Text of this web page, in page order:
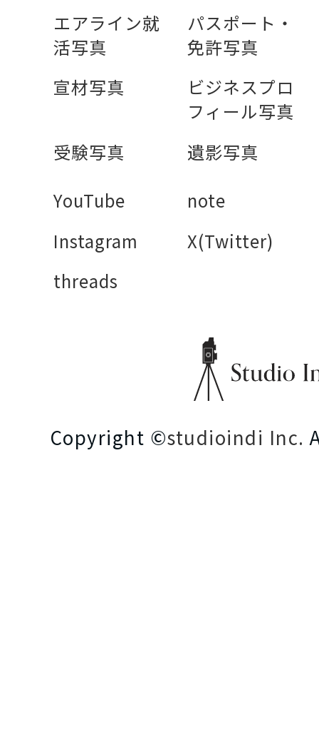
エアライン就
活写真
パスポート・
免許写真
宣材写真
ビジネスプロ
フィール写真
受験写真
遺影写真
YouTube
note
Instagram
X(Twitter)
threads
Copyright ©studioindi Inc.